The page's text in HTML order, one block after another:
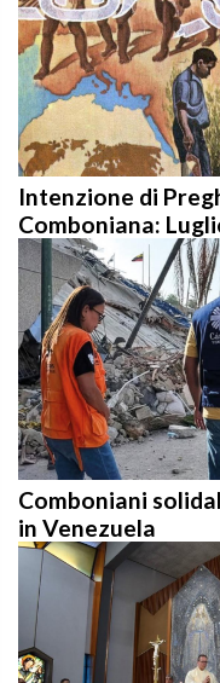
Intenzione di
Comboniana:
Comboniani
in Venezuela